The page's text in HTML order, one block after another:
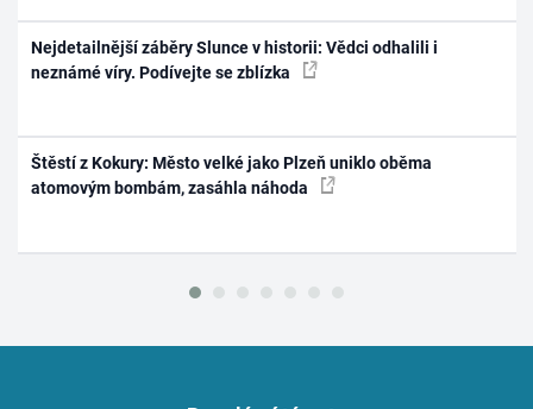
Nejdetailnější záběry Slunce v historii: Vědci odhalili i
neznámé víry. Podívejte se zblízka
Štěstí z Kokury: Město velké jako Plzeň uniklo oběma
atomovým bombám, zasáhla náhoda